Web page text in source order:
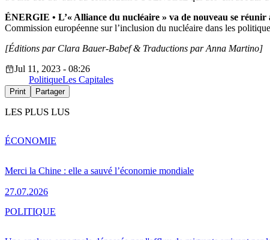
ÉNERGIE • L’« Alliance du nucléaire » va de nouveau se
Commission européenne sur l’inclusion du nucléaire dans les
[Éditions par Clara Bauer-Babef & Traductions par Anna Martino]
Jul 11, 2023 - 08:26
PolitiqueLes Capitales
Print Partager
LES PLUS LUS
Merci la Chine : elle a sauvé l’économie mondiale
27.07.2026
ÉCONOMIE
POLITIQUE